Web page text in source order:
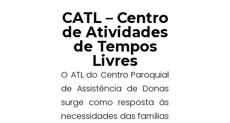
CATL – Centro
de Atividades
de Tempos
Livres
O ATL do Centro Paroquial
de Assistência de Donas
surge como resposta às
necessidades das famílias